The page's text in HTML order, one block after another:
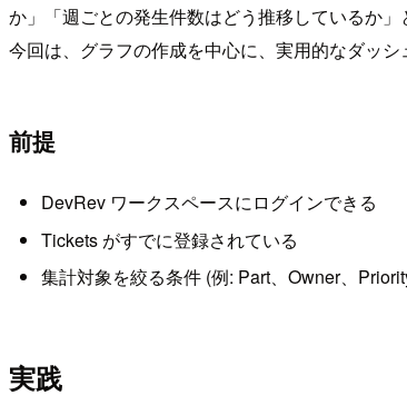
か」「週ごとの発生件数はどう推移しているか
今回は、グラフの作成を中心に、実用的なダッシ
前提
DevRev ワークスペースにログインできる
Tickets がすでに登録されている
集計対象を絞る条件 (例: Part、Owner、
実践